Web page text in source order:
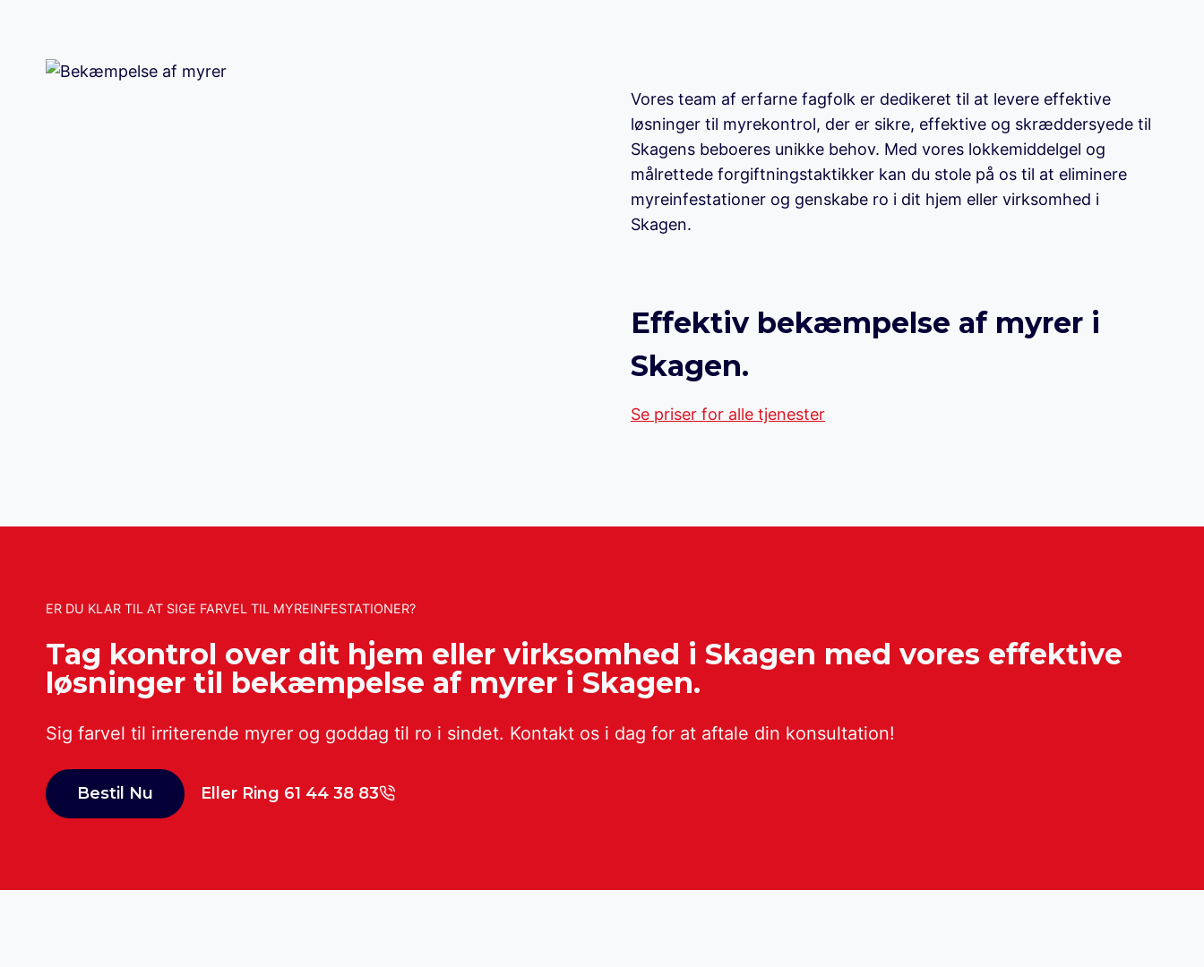
Vores team af erfarne fagfolk er dedikeret til at levere effektive
løsninger til myrekontrol, der er sikre, effektive og skræddersyede til
Skagens beboeres unikke behov. Med vores lokkemiddelgel og
målrettede forgiftningstaktikker kan du stole på os til at eliminere
myreinfestationer og genskabe ro i dit hjem eller virksomhed i
Skagen.
Effektiv bekæmpelse af myrer i
Skagen.
Se priser for alle tjenester
ER DU KLAR TIL AT SIGE FARVEL TIL MYREINFESTATIONER?
Tag kontrol over dit hjem eller virksomhed i Skagen med vores effektive
løsninger til bekæmpelse af myrer i Skagen.
Sig farvel til irriterende myrer og goddag til ro i sindet. Kontakt os i dag for at aftale din konsultation!
Bestil Nu Eller Ring 61 44 38 83